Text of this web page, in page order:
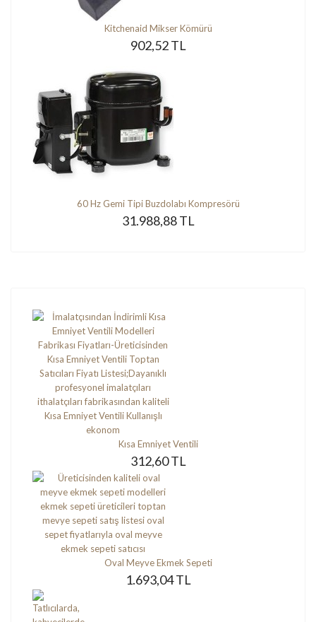
Kitchenaid Mikser Kömürü
902,52 TL
60 Hz Gemi Tipi Buzdolabı Kompresörü
31.988,88 TL
Kısa Emniyet Ventili
312,60 TL
Oval Meyve Ekmek Sepeti
1.693,04 TL